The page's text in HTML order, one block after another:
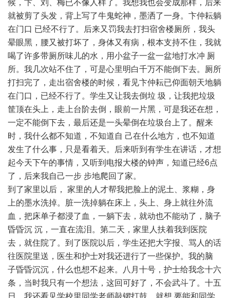
候，卞、刘、梅已不像人样了。我想我也会变成那样，后来
就被剪了头发，背上写了牛鬼蛇神，墨洒了一身。卞仲耘躺
在门口 已经不行了。后来又罚我去打扫宿舍楼厕所，我头
晕眼黑，腰又被打坏了，身体又有病，根本支持不住，我就
喝了许多带厕所味儿的水，用小盆子一盆一盆地打水冲 厕
所。我几次站不住了，可是心里明白千万不能倒下去。厕所
打扫完了，走出宿舍楼的时候，看见卞仲耘已仰面朝天地躺
在门口，已经不行了。学生又让我去倒垃 圾，让我把垃圾
筐顶在头上，走上台阶去倒，眼前一片黑，可是我还在想，
一定不能倒下去，最后还是一头晕倒在垃圾台上了。醒来
时，我什么都不知道，不知道自 己在什么地方，也不知道
发生了什么事，只是看着天。后来听到有学生在讲话，才想
起今天下午的事情，又听到电报大楼的钟声，知道已经6点
了，后来我自己一步 步地爬回了家。
到了家里以后， 家里的人才帮我把脸上的泥土、浆糊，身
上的墨水洗掉。脏一洗掉躺在床上，头上、身上就往外流
血，把床单子都浸了血，一躺下去，就动也不能动了，脑子
昏昏沉 沉，一直在流泪。第二天，家里人扶着我到医院
去，就住院了。到了医院以后，学生还把大字报、骂人的话
往医院里送，医生和护士对我还进行了一些保护。我的脑
子昏昏沉沉，什么也想不起来。八月十号，护士给我念十六
条，当时我只有一个想法，这回可好了，不会武斗了。十五
日，我还看见学校里同学老师敲锣打鼓，就想 要能和同学